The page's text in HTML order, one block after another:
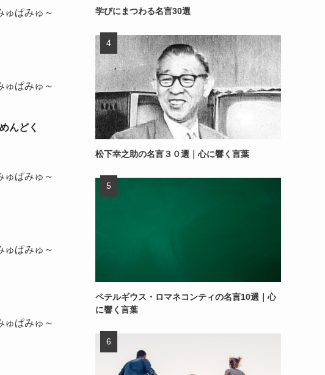
ゅぱみゅ～
ゅぱみゅ～
んどく
ゅぱみゅ～
ゅぱみゅ～
ゅぱみゅ～
学びにまつわる名言30選
松下幸之助の名言３０選｜心に響く言葉
ペテルギウス・ロマネコンティの名言10選｜心
に響く言葉